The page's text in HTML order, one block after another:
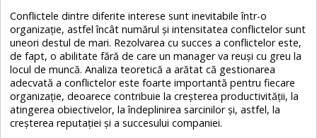
Conflictele dintre diferite interese sunt inevitabile într-o
organizație, astfel încât numărul și intensitatea conflictelor sunt
uneori destul de mari. Rezolvarea cu succes a conflictelor este,
de fapt, o abilitate fără de care un manager va reuși cu greu la
locul de muncă. Analiza teoretică a arătat că gestionarea
adecvată a conflictelor este foarte importantă pentru fiecare
organizație, deoarece contribuie la creșterea productivității, la
atingerea obiectivelor, la îndeplinirea sarcinilor și, astfel, la
creșterea reputației și a succesului companiei.